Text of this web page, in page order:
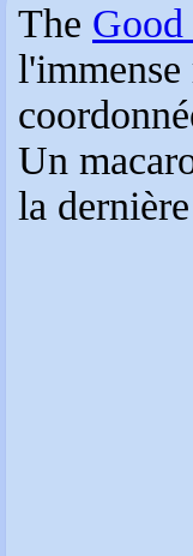
The Good
l'immense
Un
la